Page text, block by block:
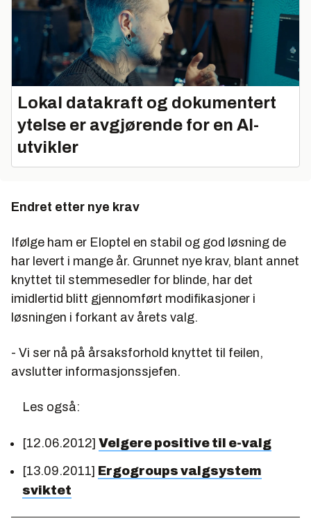
Lokal datakraft og dokumentert
ytelse er avgjørende for en AI-
utvikler
Endret etter nye krav
Ifølge ham er Eloptel en stabil og god løsning de
har levert i mange år. Grunnet nye krav, blant annet
knyttet til stemmesedler for blinde, har det
imidlertid blitt gjennomført modifikasjoner i
løsningen i forkant av årets valg.
- Vi ser nå på årsaksforhold knyttet til feilen,
avslutter informasjonssjefen.
Les også:
[12.06.2012] Velgere positive til e-valg
[13.09.2011] Ergogroups valgsystem
sviktet